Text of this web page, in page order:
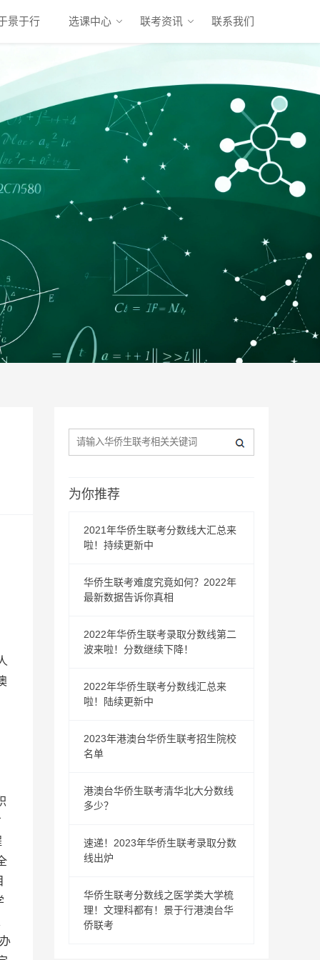
景于行 选课中心 联考资讯 联系我们
为你推荐
2021年华侨生联考分数线大汇总来
啦！持续更新中
华侨生联考难度究竟如何？2022年
最新数据告诉你真相
2022年华侨生联考录取分数线第二
波来啦！分数继续下降！
2022年华侨生联考分数线汇总来
啦！陆续更新中
2023年港澳台华侨生联考招生院校
名单
港澳台华侨生联考清华北大分数线
多少？
速递！2023年华侨生联考录取分数
线出炉
华侨生联考分数线之医学类大学梳
理！文理科都有！景于行港澳台华
侨联考